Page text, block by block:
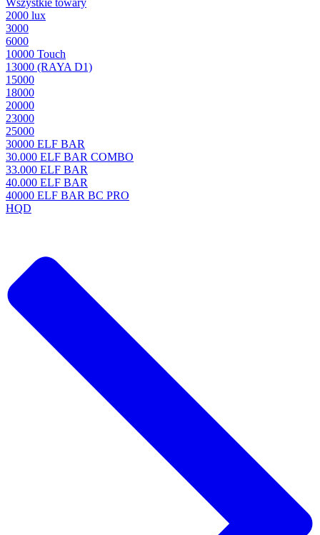
Wszystkie towary
2000 lux
3000
6000
10000 Touch
13000 (RAYA D1)
15000
18000
20000
23000
25000
30000 ELF BAR
30.000 ELF BAR COMBO
33.000 ELF BAR
40.000 ELF BAR
40000 ELF BAR BC PRO
HQD